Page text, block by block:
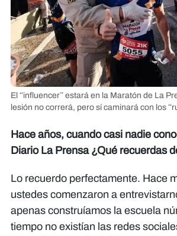
El “influencer” estará en la Maratón de La
lesión no correrá, pero sí caminará con los
Hace años, cuando casi nadie
Diario La Prensa ¿Qué recuerdas
Lo recuerdo perfectamente. Hace
ustedes comenzaron a
apenas construíamos la escuela
tiempo no existían las redes